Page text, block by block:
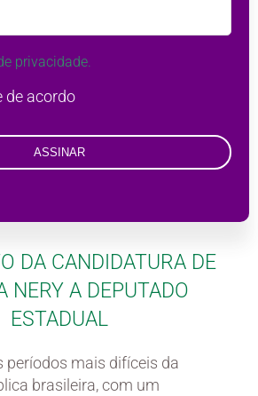
privacidade.
de acordo
ASSINAR
DA CANDIDATURA DE
NERY A DEPUTADO
ESTADUAL
períodos mais difíceis da
brasileira, com um